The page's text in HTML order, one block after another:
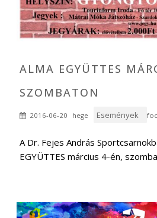
ALMA EGYÜTTES
SZOMBATON
2016-06-20 hege Események
A Dr. Fejes András
EGYÜTTES március 4-én,